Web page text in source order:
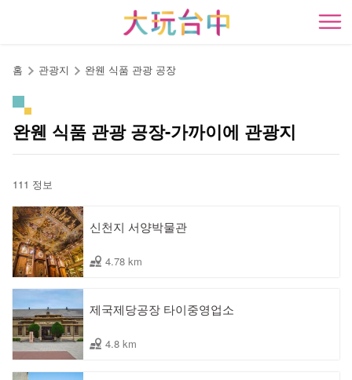
開
홈 관광지 완웬 식품 관광 공장
완웬 식품 관광 공장-가까이에 관광지
111 정보
신천지 서양박물관
4.78 km
제국제당공장 타이중영업소
4.8 km